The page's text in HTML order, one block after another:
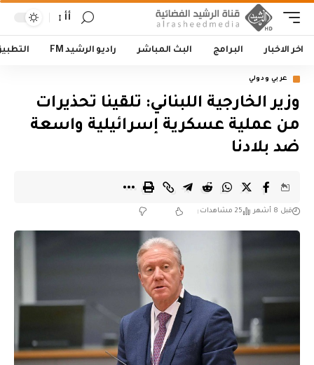
أأ
اخر الاخبار البرامج البث المباشر راديو الرشيد FM
عربي ودولي
وزير الخارجية اللبناني: تلقينا تحذيرات
من عملية عسكرية إسرائيلية واسعة
ضد بلادنا
قبل 8 أشهر 25 مشاهدات